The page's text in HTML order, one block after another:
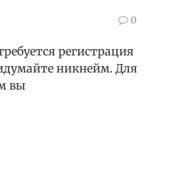
0
регистрация
никнейм. Для
вы